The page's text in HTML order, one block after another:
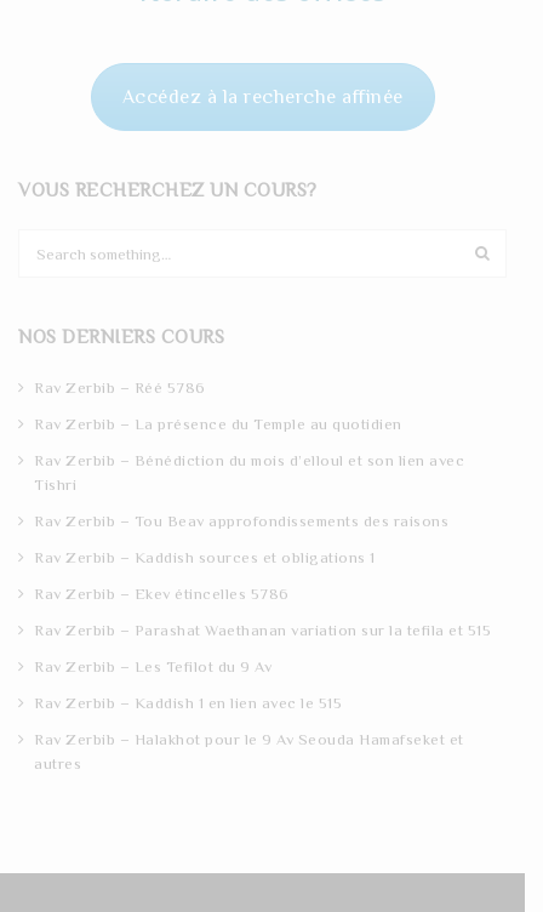
Accédez à la recherche affinée
VOUS RECHERCHEZ UN COURS?
c
NOS DERNIERS COURS
Rav Zerbib – Réé 5786
Rav Zerbib – La présence du Temple au quotidien
Rav Zerbib – Bénédiction du mois d’elloul et son lien avec
Tishri
Rav Zerbib – Tou Beav approfondissements des raisons
Rav Zerbib – Kaddish sources et obligations 1
Rav Zerbib – Ekev étincelles 5786
Rav Zerbib – Parashat Waethanan variation sur la tefila et 515
Rav Zerbib – Les Tefilot du 9 Av
Rav Zerbib – Kaddish 1 en lien avec le 515
Rav Zerbib – Halakhot pour le 9 Av Seouda Hamafseket et
autres